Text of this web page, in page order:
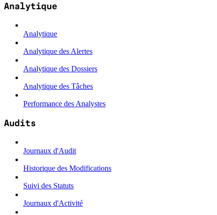
Analytique
Analytique
Analytique des Alertes
Analytique des Dossiers
Analytique des Tâches
Performance des Analystes
Audits
Journaux d'Audit
Historique des Modifications
Suivi des Statuts
Journaux d'Activité